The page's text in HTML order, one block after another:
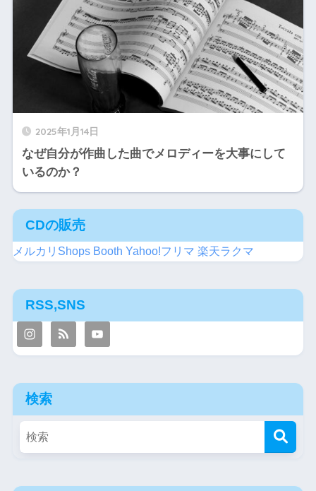
2025年1月14日
なぜ自分が作曲した曲でメロディーを大事にして
いるのか？
CDの販売
メルカリShops Booth Yahoo!フリマ 楽天ラクマ
RSS,SNS
検索